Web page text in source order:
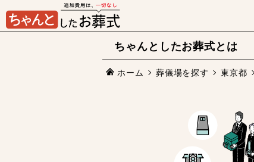
ちゃんとしたお葬式とは
ホーム 葬儀場を探す 東京都